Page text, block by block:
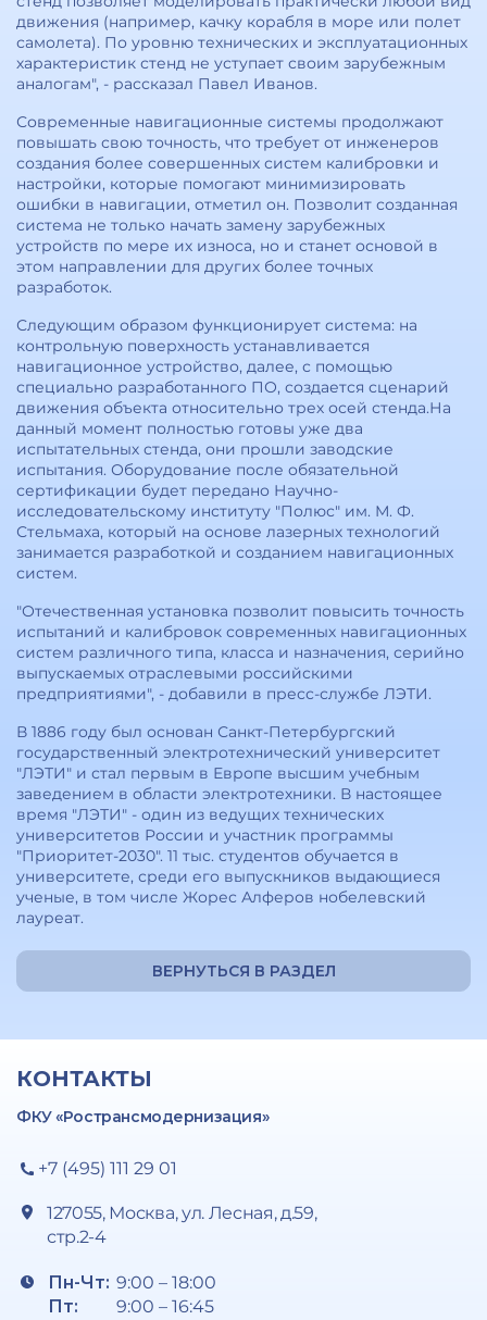
движения (например, качку корабля в море или полет
самолета). По уровню технических и эксплуатационных
характеристик стенд не уступает своим зарубежным
аналогам", - рассказал Павел Иванов.
Современные навигационные системы продолжают
повышать свою точность, что требует от инженеров
создания более совершенных систем калибровки и
настройки, которые помогают минимизировать
ошибки в навигации, отметил он. Позволит созданная
система не только начать замену зарубежных
устройств по мере их износа, но и станет основой в
этом направлении для других более точных
разработок.
Следующим образом функционирует система: на
контрольную поверхность устанавливается
навигационное устройство, далее, с помощью
специально разработанного ПО, создается сценарий
движения объекта относительно трех осей стенда.На
данный момент полностью готовы уже два
испытательных стенда, они прошли заводские
испытания. Оборудование после обязательной
сертификации будет передано Научно-
исследовательскому институту "Полюс" им. М. Ф.
Стельмаха, который на основе лазерных технологий
занимается разработкой и созданием навигационных
систем.
"Отечественная установка позволит повысить точность
испытаний и калибровок современных навигационных
систем различного типа, класса и назначения, серийно
выпускаемых отраслевыми российскими
предприятиями", - добавили в пресс-службе ЛЭТИ.
В 1886 году был основан Санкт-Петербургский
государственный электротехнический университет
"ЛЭТИ" и стал первым в Европе высшим учебным
заведением в области электротехники. В настоящее
время "ЛЭТИ" - один из ведущих технических
университетов России и участник программы
"Приоритет-2030". 11 тыс. студентов обучается в
университете, среди его выпускников выдающиеся
ученые, в том числе Жорес Алферов нобелевский
лауреат.
ВЕРНУТЬСЯ В РАЗДЕЛ
КОНТАКТЫ
ФКУ «Ространсмодернизация»
+7 (495) 111 29 01
127055, Москва, ул. Лесная, д.59,
стр.2-4
Пн-Чт:
Пт:
9:00 – 18:00
9:00 – 16:45